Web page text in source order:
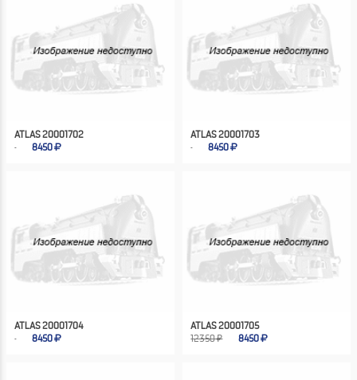
ATLAS 20001702
8450
ATLAS 20001703
8450
ATLAS 20001704
8450
ATLAS 20001705
12350 ₽
8450